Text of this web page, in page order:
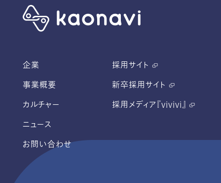
企業
事業概要
カルチャー
ニュース
お問い合わせ
採用サイト
新卒採用サイト
採用メディア『vivivi』